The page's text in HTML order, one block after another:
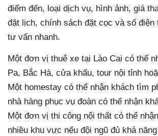
điểm đến, loại dịch vụ, hình ảnh, giá
đặt lịch, chính sách đặt cọc và số điện
tư vấn nhanh.
Một đơn vị thuê xe tại Lào Cai có thể
Pa, Bắc Hà, cửa khẩu, tour nội tỉnh
Một homestay có thể nhận khách tìm
nhà hàng phục vụ đoàn có thể nhận
Một đơn vị thi công nội thất có thể
nhiều khu vực nếu đội ngũ đủ khả